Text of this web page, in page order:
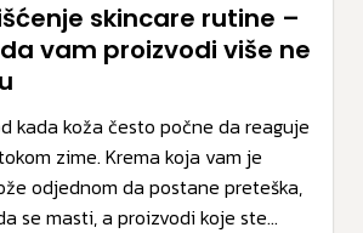
skincare rutine –
vam proizvodi više ne
kada koža često počne da reaguje
zime. Krema koja vam je
odjednom da postane preteška,
se masti, a proizvodi koje ste...